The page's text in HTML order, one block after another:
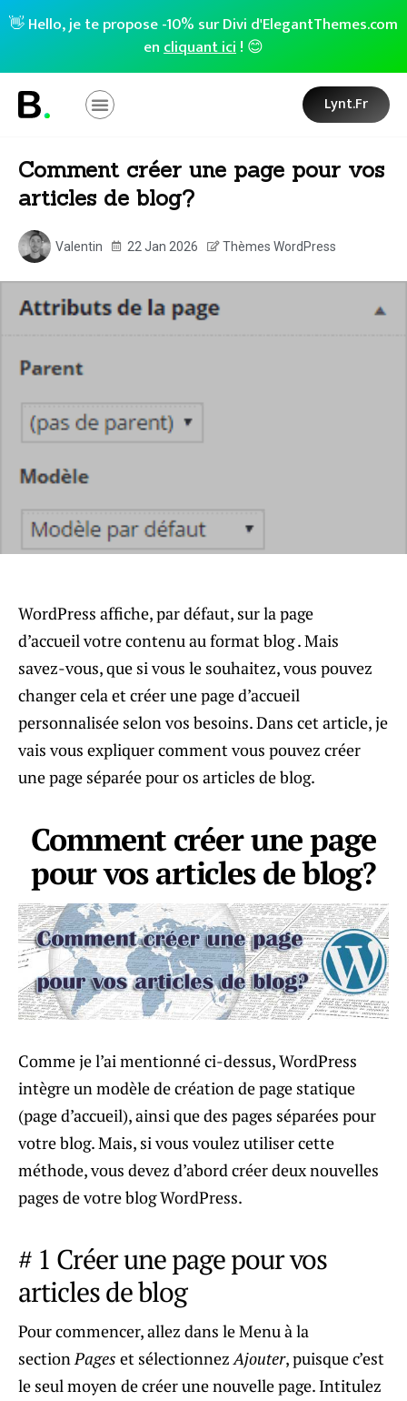
👋 Hello, je te propose -10% sur Divi d'ElegantThemes.com
encliquant ici! 😊
Lynt.fr
Comment créer une page pour vos
articles de blog?
Valentin 22 Jan 2026 Thèmes WordPress
WordPress affiche, par défaut, sur la page
d’accueil votre contenu au format blog . Mais
savez-vous, que si vous le souhaitez, vous pouvez
changer cela et créer une page d’accueil
personnalisée selon vos besoins. Dans cet article, je
vais vous expliquer comment vous pouvez créer
une page séparée pour os articles de blog.
Comment créer une page
pour vos articles de blog?
Comme je l’ai mentionné ci-dessus, WordPress
intègre un modèle de création de page statique
(page d’accueil), ainsi que des pages séparées pour
votre blog. Mais, si vous voulez utiliser cette
méthode, vous devez d’abord créer deux nouvelles
pages de votre blog WordPress.
# 1 Créer une page pour vos
articles de blog
Pour commencer, allez dans le Menu à la
sectionPages et sélectionnezAjouter, puisque c’est
le seul moyen de créer une nouvelle page. Intitulez